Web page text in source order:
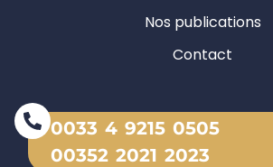
Nos publications
Contact
0033 4 9215 0505
00352 2021 2023